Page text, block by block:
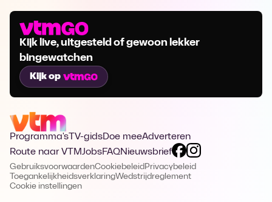
Kijk live, uitgesteld of gewoon lekker
bingewatchen
Kijk op
Programma's TV-gidsDoe meeAdverteren
Route naar VTMJobsFAQNieuwsbrief
GebruiksvoorwaardenCookiebeleid Privacybeleid
ToegankelijkheidsverklaringWedstrijdreglement
Cookie instellingen